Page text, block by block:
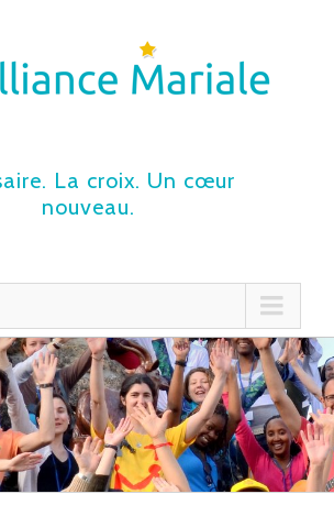
La croix. Un cœur
nouveau.